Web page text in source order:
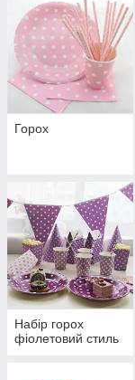
Горох
Набір горох
фіолетовий стиль